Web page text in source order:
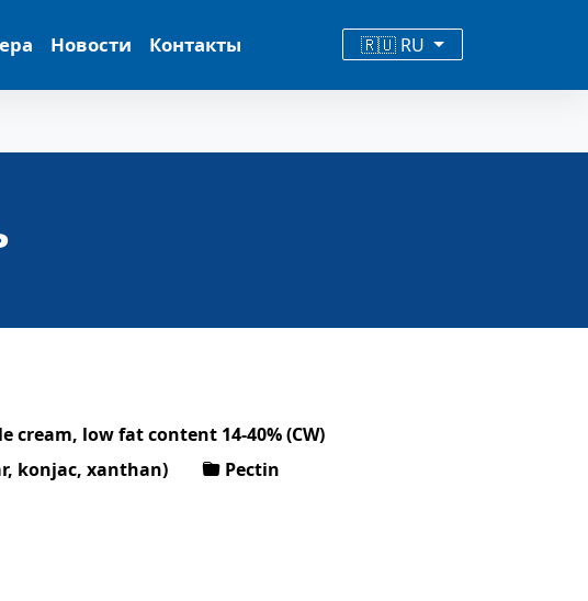
Новости Контакты 🇷🇺 RU
cream, low fat content 14-40% (CW)
konjac, xanthan)
Pectin